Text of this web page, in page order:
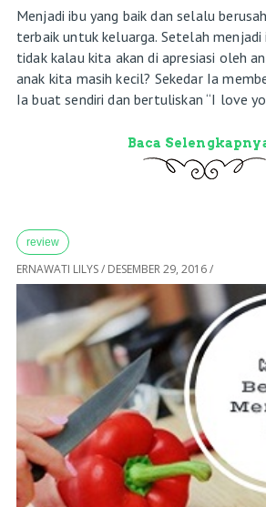
Menjadi ibu yang baik dan selalu
terbaik untuk keluarga. Setelah menjadi
tidak kalau kita akan di apresiasi oleh
anak kita masih kecil? Sekedar Ia
Ia buat sendiri dan bertuliskan “I love
Baca
review
ERNAWATI LILYS/ DESEMBER 29, 2016/